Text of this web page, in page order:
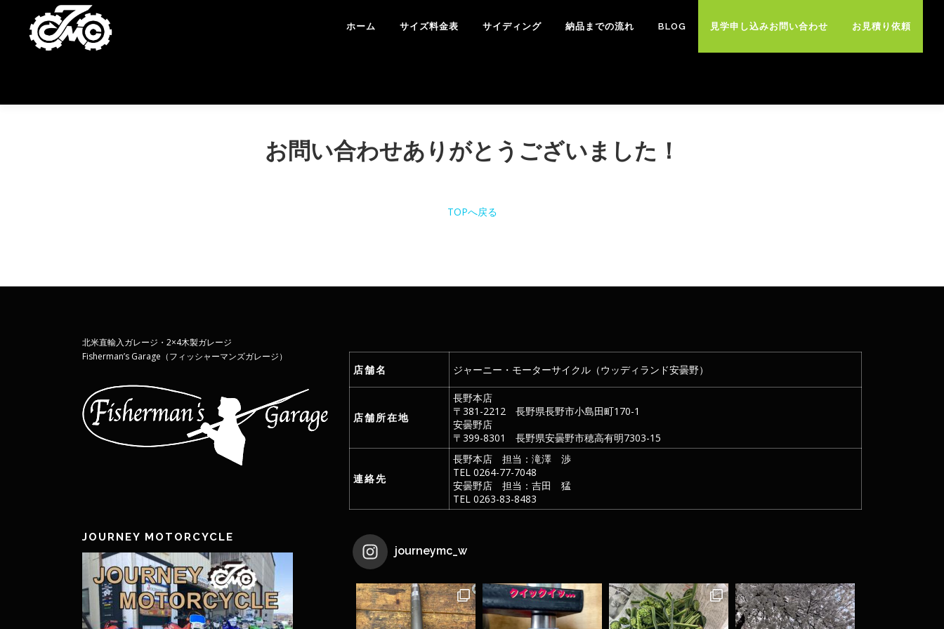
ホーム サイズ料金表 サイディング 納品までの流れ BLOG 見学申し込みお問い合わせ お見積り依頼
お問い合わせありがとうございました！
TOPへ戻る
北米直輸入ガレージ・2×4木製ガレージ
Fishermanʼs Garage（フィッシャーマンズガレージ）
店舗名 ジャーニー・モーターサイクル（ウッディランド安曇野）
店舗所在地
長野本店
〒381-2212 長野県長野市小島田町170-1
安曇野店
〒399-8301 長野県安曇野市穂高有明7303-15
連絡先
長野本店 担当：滝澤 渉
TEL 0264-77-7048
安曇野店 担当：吉田 猛
TEL 0263-83-8483
JOURNEY MOTORCYCLE
journeymc_w